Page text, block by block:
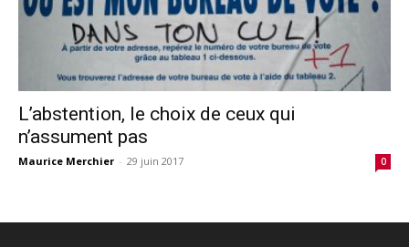
L’abstention, le choix de ceux qui
n’assument pas
Maurice Merchier - 29 juin 2017 0